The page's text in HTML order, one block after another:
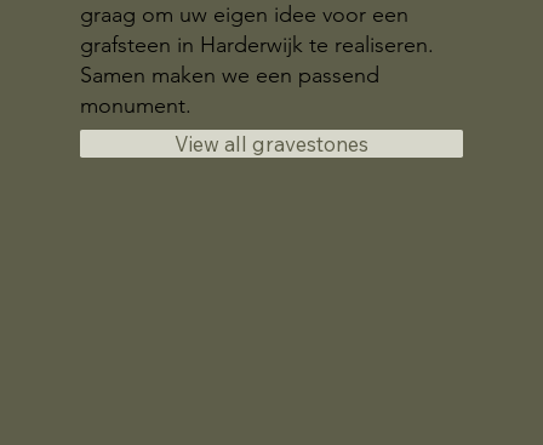
graag om uw eigen idee voor een
grafsteen in Harderwijk te realiseren.
Samen maken we een passend
monument.
View all gravestones